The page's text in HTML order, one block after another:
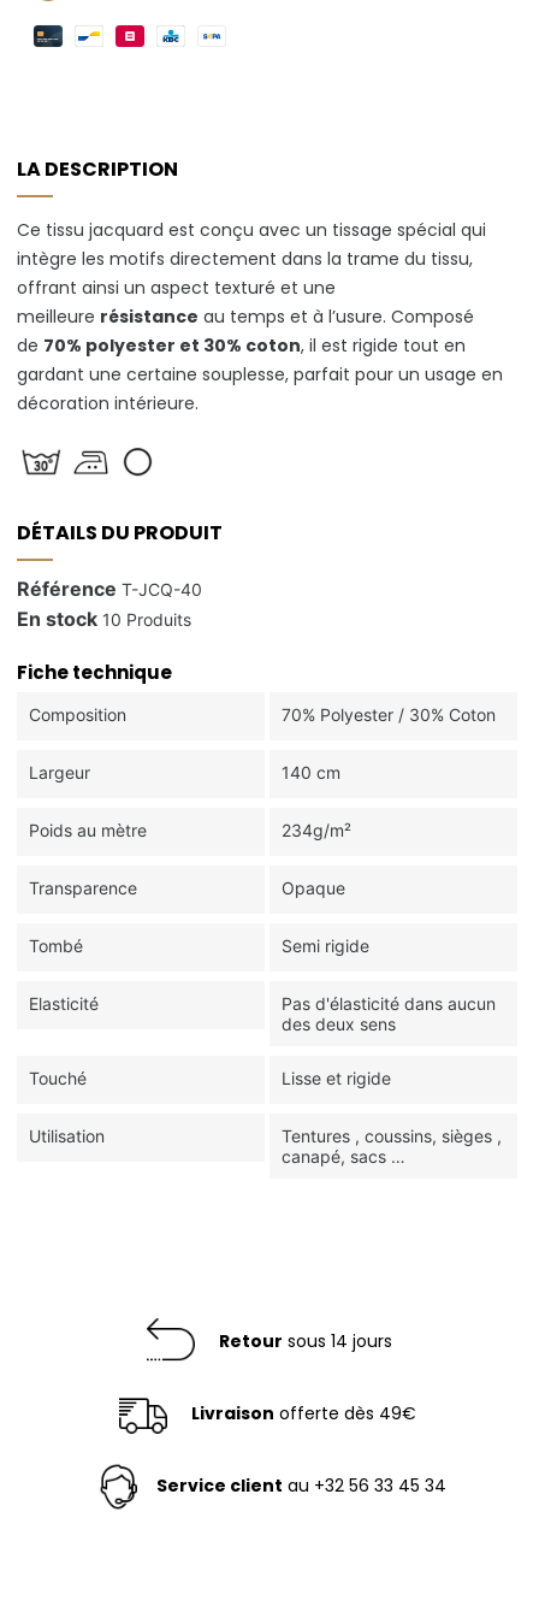
LA DESCRIPTION
Ce tissu jacquard est conçu avec un tissage spécial qui
intègre les motifs directement dans la trame du tissu,
offrant ainsi un aspect texturé et une
meilleure résistance au temps et à l’usure. Composé
de 70% polyester et 30% coton, il est rigide tout en
gardant une certaine souplesse, parfait pour un usage en
décoration intérieure.
DÉTAILS DU PRODUIT
Référence T-JCQ-40
En stock 10 Produits
Fiche technique
Composition 70% Polyester / 30% Coton
Largeur 140 cm
Poids au mètre 234g/m²
Transparence Opaque
Tombé Semi rigide
Elasticité
Pas d'élasticité dans aucun
des deux sens
Touché Lisse et rigide
Utilisation
Tentures , coussins, sièges ,
canapé, sacs …
Retour sous 14 jours
Livraison offerte dès 49€
Service client au +32 56 33 45 34